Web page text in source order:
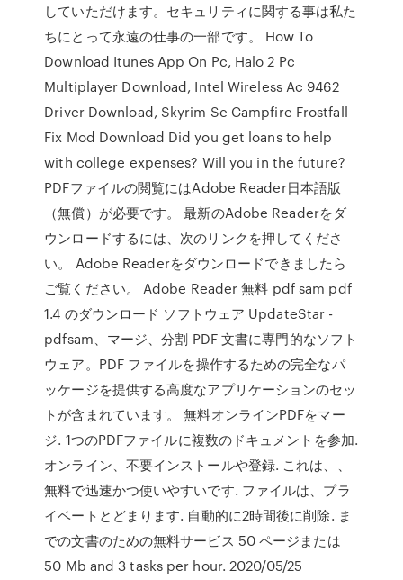
していただけます。セキュリティに関する事は私た
ちにとって永遠の仕事の一部です。 How To
Download Itunes App On Pc, Halo 2 Pc
Multiplayer Download, Intel Wireless Ac 9462
Driver Download, Skyrim Se Campfire Frostfall
Fix Mod Download Did you get loans to help
with college expenses? Will you in the future?
PDFファイルの閲覧にはAdobe Reader日本語版
（無償）が必要です。 最新のAdobe Readerをダ
ウンロードするには、次のリンクを押してくださ
い。 Adobe Readerをダウンロードできましたら
ご覧ください。 Adobe Reader 無料 pdf sam pdf
1.4 のダウンロード ソフトウェア UpdateStar -
pdfsam、マージ、分割 PDF 文書に専門的なソフト
ウェア。PDF ファイルを操作するための完全なパ
ッケージを提供する高度なアプリケーションのセッ
トが含まれています。 無料オンラインPDFをマー
ジ. 1つのPDFファイルに複数のドキュメントを参加.
オンライン、不要インストールや登録. これは、、
無料で迅速かつ使いやすいです. ファイルは、プラ
イベートとどまります. 自動的に2時間後に削除. ま
での文書のための無料サービス 50 ページまたは
50 Mb and 3 tasks per hour. 2020/05/25